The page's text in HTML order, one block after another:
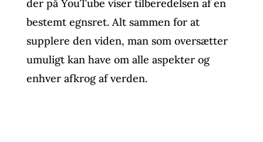
der på YouTube viser tilberedelsen af en
bestemt egnsret. Alt sammen for at
supplere den viden, man som oversætter
umuligt kan have om alle aspekter og
enhver afkrog af verden.